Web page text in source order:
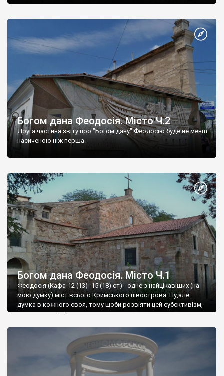
Богом дана Феодосія. Місто Ч.2
Друга частина звіту про "Богом дану" Феодосію буде не менш
насиченою ніж перша.
Богом дана Феодосія. Місто Ч.1
Феодосія (Кафа-12 (13) -15 (18) ст) - одне з найцікавіших (на
мою думку) міст всього Кримського півострова .Ну,але
думка в кожного своя, тому щоби розвіяти цей субєктивізм,
запрошую відвідати це